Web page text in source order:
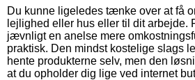
Du kunne ligeledes tænke over at få
lejlighed eller hus eller til dit arbejde.
jævnligt en anelse mere
praktisk. Den mindst kostelige slags
hente produkterne selv, men den
at du opholder dig lige ved internet